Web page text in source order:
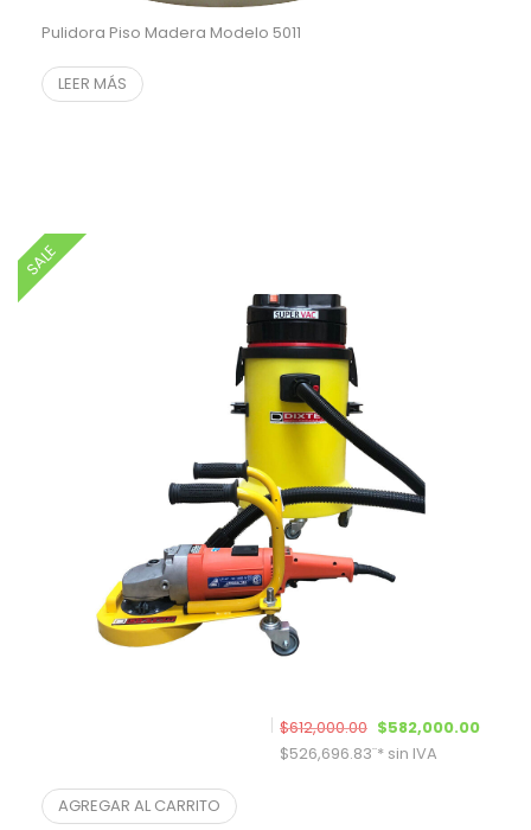
Pulidora Piso Madera Modelo 5011
LEER MÁS
SALE
$612,000.00 El precio original
$582,000.00
$526,696.83¨* sin IVA
AGREGAR AL CARRITO